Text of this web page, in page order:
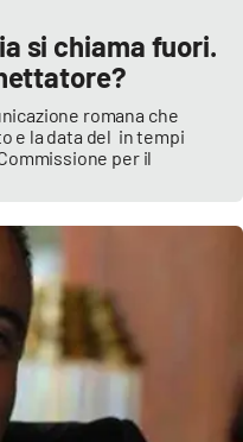
si chiama fuori.
romana che
e la data del in tempi
per il